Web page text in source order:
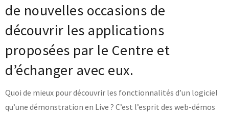
Chaînes de valeur
Parcours de spécialisation
A l'international
NOS LOGICIELS
Logiciels métiers
Logiciels de calcul
Aide au chiffrage
Bases de données
APPUI À L’INDUSTRIE
Normalisation
RECHERCHE
de nouvelles occasions de
découvrir les applications
proposées par le Centre et
d’échanger avec eux.
Quoi de mieux pour découvrir les fonctionnalités d’un logiciel
qu’une démonstration en Live ? C’est l’esprit des web-démos